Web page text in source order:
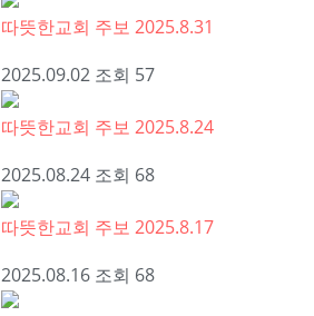
따뜻한교회 주보 2025.8.31
2025.09.02 조회 57
따뜻한교회 주보 2025.8.24
2025.08.24 조회 68
따뜻한교회 주보 2025.8.17
2025.08.16 조회 68